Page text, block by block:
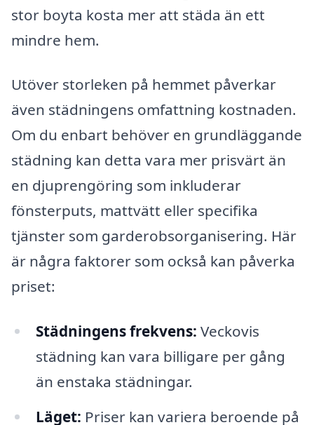
stor boyta kosta mer att städa än ett
mindre hem.
Utöver storleken på hemmet påverkar
även städningens omfattning kostnaden.
Om du enbart behöver en grundläggande
städning kan detta vara mer prisvärt än
en djuprengöring som inkluderar
fönsterputs, mattvätt eller specifika
tjänster som garderobsorganisering. Här
är några faktorer som också kan påverka
priset:
Städningens frekvens: Veckovis
städning kan vara billigare per gång
än enstaka städningar.
Läget: Priser kan variera beroende på